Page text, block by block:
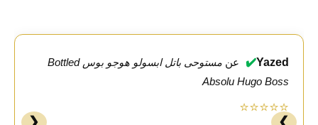
Yazed
✔️ عن
مستوحى باتل ابسولو هوجو بوس Bottled
Absolu Hugo Boss
⭐⭐⭐⭐⭐
❮ ❯